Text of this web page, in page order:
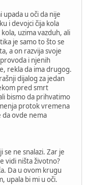
upada u oči da nije
i devojci čija kola
uzima vazduh, ali
je samo to što se
a on razvija svoje
i njenih
rekla da ima drugog.
dijalog za jedan
pred smrt
bismo da prihvatimo
protok vremena
da ovde nema
se ne snalazi. Zar je
vidi ništa životno?
Da u ovom krugu
upala bi mi u oči.